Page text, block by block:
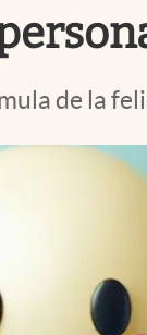
de la